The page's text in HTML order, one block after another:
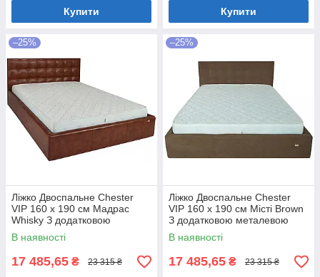
Купити Купити
–25%
Ліжко Двоспальне Chester
VIP 160 х 190 см Мадрас
Whisky З додатковою
металевою цільнозварною
рамою Коричневий
В наявності
17 485,65 ₴ 23 315 ₴
–25%
Ліжко Двоспальне Chester
VIP 160 х 190 см Місті Brown
З додатковою металевою
цільнозварною рамою
Коричневий
В наявності
17 485,65 ₴ 23 315 ₴